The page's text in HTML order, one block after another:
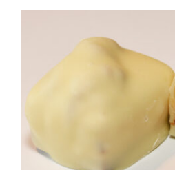
DÉTAILS